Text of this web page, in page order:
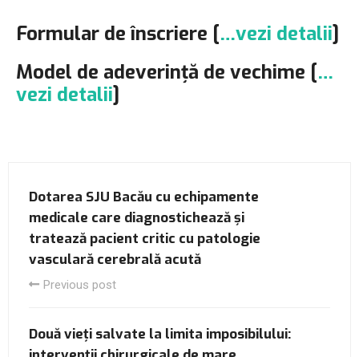
Formular de înscriere […vezi detalii]
Model de adeverință de vechime […
vezi detalii]
Dotarea SJU Bacău cu echipamente
medicale care diagnostichează și
tratează pacient critic cu patologie
vasculară cerebrală acută
Previous post
Două vieți salvate la limita imposibilului: